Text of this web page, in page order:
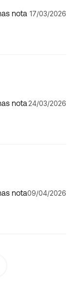
nota 17/03/2026
nota 24/03/2026
nota09/04/2026